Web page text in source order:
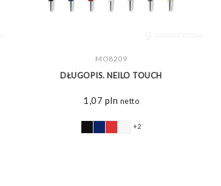
ZOBACZ WIĘCEJ
MO8209
DŁUGOPIS. NEILO TOUCH
1,07 pln netto
+2